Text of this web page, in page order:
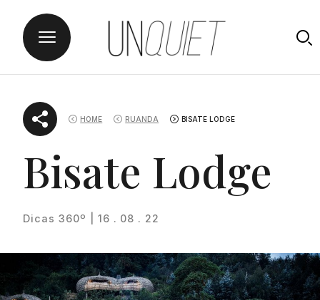
content
HOME RUANDA BISATE LODGE
Bisate Lodge
Dicas 360º | 16 . 08 . 22